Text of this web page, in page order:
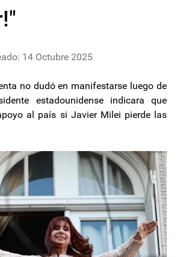
14 Octubre 2025
no dudó en manifestarse luego de
estadounidense indicara que
al país si Javier Milei pierde las